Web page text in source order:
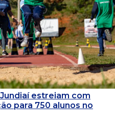
estreiam com
para 750 alunos no